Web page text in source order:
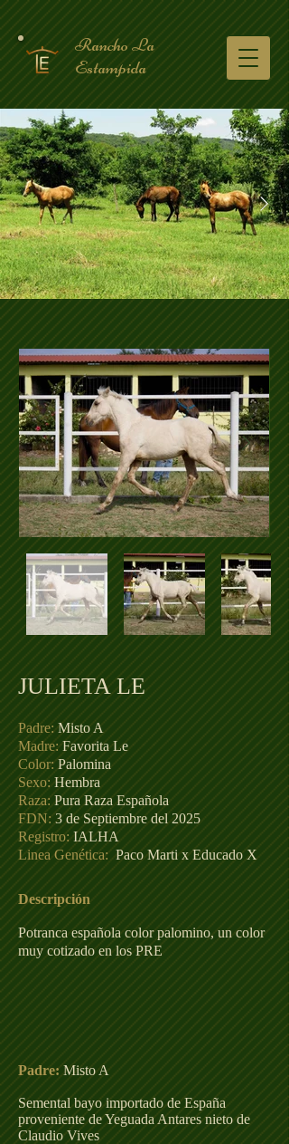
Rancho La
Estampida
JULIETA LE
Padre: Misto A
Madre: Favorita Le
Color: Palomina
Sexo: Hembra
Raza: Pura Raza Española
FDN: 3 de Septiembre del 2025
Registro: IALHA
Linea Genética: ​ Paco Marti x Educado X
Descripción
Potranca española color palomino, un color
muy cotizado en los PRE
Padre:Misto A
Semental bayo importado de España
proveniente de Yeguada Antares nieto de
Claudio Vives